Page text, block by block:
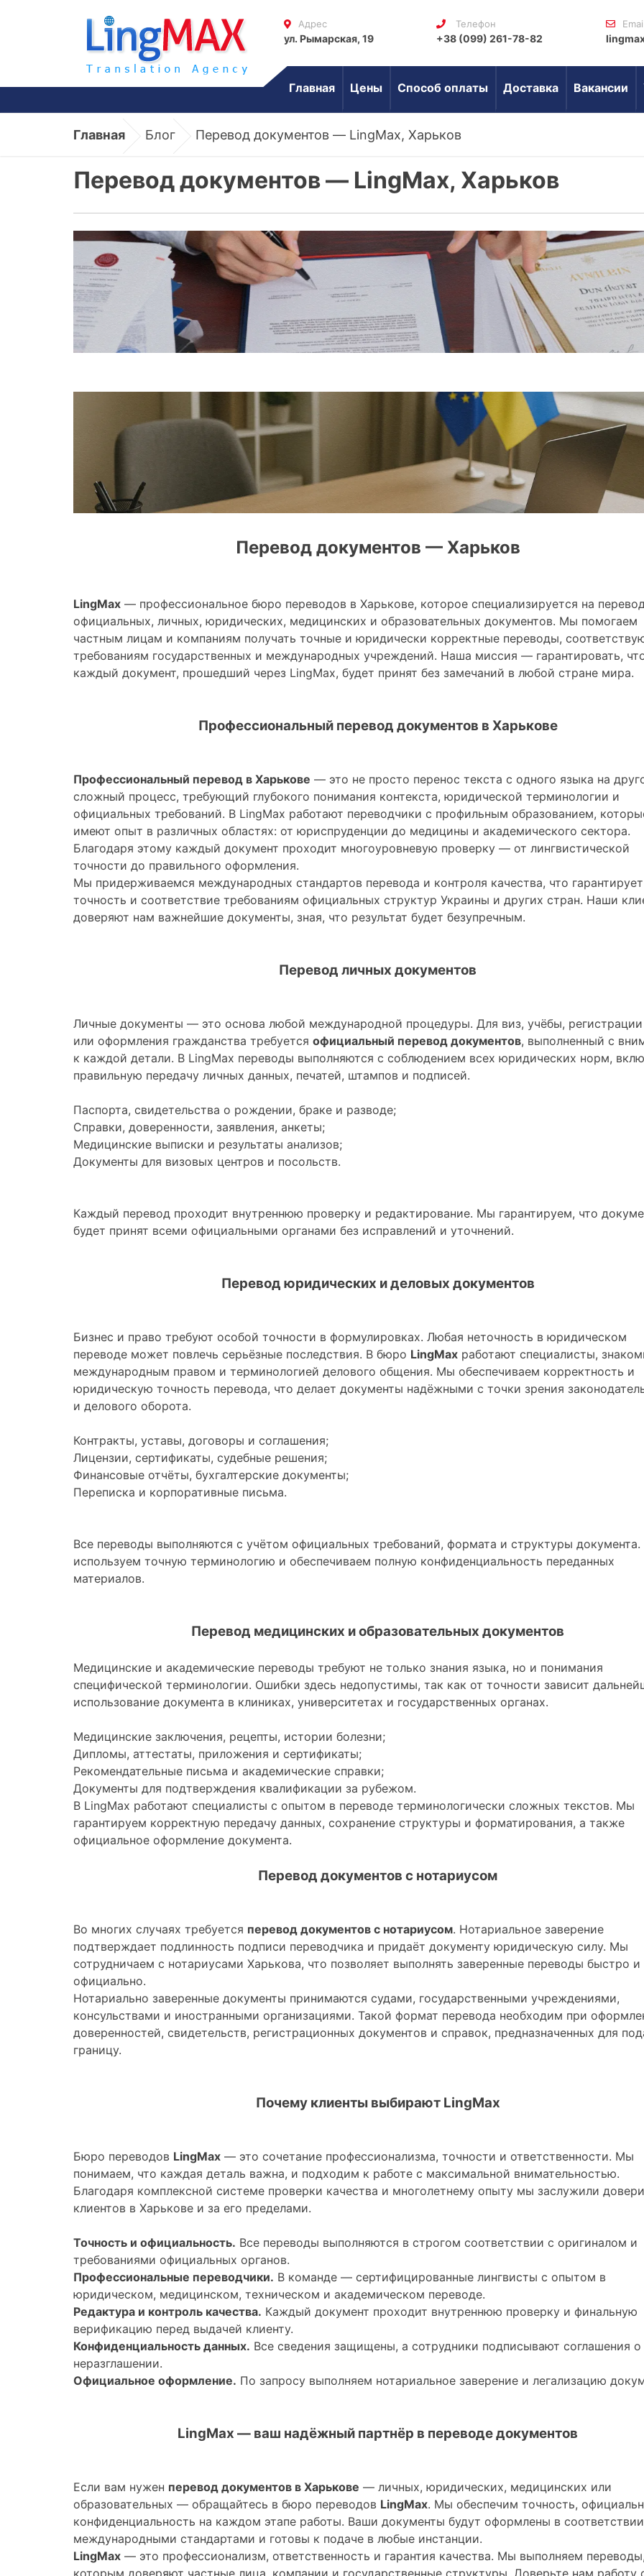
Адрес
ул. Рымарская, 19
Телефон
+38 (099) 261-78-82
Главная Цены Способ оплаты Доставка Вакансии
Главная Блог Перевод документов — LingMax, Харьков
Перевод документов — LingMax, Харьков
Перевод документов — Харьков
LingMax — профессиональное бюро переводов в Харькове, которое специализируется на
официальных, личных, юридических, медицинских и образовательных документов. Мы помогаем
частным лицам и компаниям получать точные и юридически корректные переводы,
требованиям государственных и международных учреждений. Наша миссия — гарантировать,
каждый документ, прошедший через LingMax, будет принят без замечаний в любой стране мира.
Профессиональный перевод документов в Харькове
Профессиональный перевод в Харькове — это не просто перенос текста с одного языка на
сложный процесс, требующий глубокого понимания контекста, юридической терминологии и
официальных требований. В LingMax работают переводчики с профильным образованием,
имеют опыт в различных областях: от юриспруденции до медицины и академического сектора.
Благодаря этому каждый документ проходит многоуровневую проверку — от лингвистической
точности до правильного оформления.
Мы придерживаемся международных стандартов перевода и контроля качества, что гарантирует
точность и соответствие требованиям официальных структур Украины и других стран. Наши
доверяют нам важнейшие документы, зная, что результат будет безупречным.
Перевод личных документов
Личные документы — это основа любой международной процедуры. Для виз, учёбы, регистрации
или оформления гражданства требуется официальный перевод документов, выполненный с
к каждой детали. В LingMax переводы выполняются с соблюдением всех юридических норм,
правильную передачу личных данных, печатей, штампов и подписей.
Паспорта, свидетельства о рождении, браке и разводе;
Справки, доверенности, заявления, анкеты;
Медицинские выписки и результаты анализов;
Документы для визовых центров и посольств.
Каждый перевод проходит внутреннюю проверку и редактирование. Мы гарантируем, что
будет принят всеми официальными органами без исправлений и уточнений.
Перевод юридических и деловых документов
Бизнес и право требуют особой точности в формулировках. Любая неточность в юридическом
переводе может повлечь серьёзные последствия. В бюро LingMax работают специалисты,
международным правом и терминологией делового общения. Мы обеспечиваем корректность и
юридическую точность перевода, что делает документы надёжными с точки зрения
и делового оборота.
Контракты, уставы, договоры и соглашения;
Лицензии, сертификаты, судебные решения;
Финансовые отчёты, бухгалтерские документы;
Переписка и корпоративные письма.
Все переводы выполняются с учётом официальных требований, формата и структуры
используем точную терминологию и обеспечиваем полную конфиденциальность переданных
материалов.
Перевод медицинских и образовательных документов
Медицинские и академические переводы требуют не только знания языка, но и понимания
специфической терминологии. Ошибки здесь недопустимы, так как от точности зависит
использование документа в клиниках, университетах и государственных органах.
Медицинские заключения, рецепты, истории болезни;
Дипломы, аттестаты, приложения и сертификаты;
Рекомендательные письма и академические справки;
Документы для подтверждения квалификации за рубежом.
В LingMax работают специалисты с опытом в переводе терминологически сложных текстов. Мы
гарантируем корректную передачу данных, сохранение структуры и форматирования, а также
официальное оформление документа.
Перевод документов с нотариусом
Во многих случаях требуется перевод документов с нотариусом. Нотариальное заверение
подтверждает подлинность подписи переводчика и придаёт документу юридическую силу. Мы
сотрудничаем с нотариусами Харькова, что позволяет выполнять заверенные переводы быстро и
официально.
Нотариально заверенные документы принимаются судами, государственными учреждениями,
консульствами и иностранными организациями. Такой формат перевода необходим при
доверенностей, свидетельств, регистрационных документов и справок, предназначенных для
границу.
Почему клиенты выбирают LingMax
Бюро переводов LingMax — это сочетание профессионализма, точности и ответственности. Мы
понимаем, что каждая деталь важна, и подходим к работе с максимальной внимательностью.
Благодаря комплексной системе проверки качества и многолетнему опыту мы заслужили
клиентов в Харькове и за его пределами.
Точность и официальность. Все переводы выполняются в строгом соответствии с оригиналом и
требованиями официальных органов.
Профессиональные переводчики. В команде — сертифицированные лингвисты с опытом в
юридическом, медицинском, техническом и академическом переводе.
Редактура и контроль качества. Каждый документ проходит внутреннюю проверку и финальную
верификацию перед выдачей клиенту.
Конфиденциальность данных. Все сведения защищены, а сотрудники подписывают соглашения о
неразглашении.
Официальное оформление. По запросу выполняем нотариальное заверение и легализацию
LingMax — ваш надёжный партнёр в переводе документов
Если вам нужен перевод документов в Харькове — личных, юридических, медицинских или
образовательных — обращайтесь в бюро переводов LingMax. Мы обеспечим точность,
конфиденциальность на каждом этапе работы. Ваши документы будут оформлены в
международными стандартами и готовы к подаче в любые инстанции.
LingMax — это профессионализм, ответственность и гарантия качества. Мы выполняем